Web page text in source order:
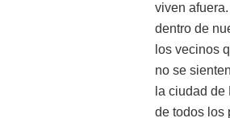
viven
dentro de
los vecinos
no se
la ciudad
de todos los